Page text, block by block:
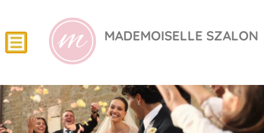
MADEMOISELLE SZALON